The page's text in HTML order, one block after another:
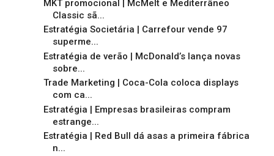
MKT promocional | McMelt e Mediterrâneo
Classic sã...
Estratégia Societária | Carrefour vende 97
superme...
Estratégia de verão | McDonald’s lança novas
sobre...
Trade Marketing | Coca-Cola coloca displays
com ca...
Estratégia | Empresas brasileiras compram
estrange...
Estratégia | Red Bull dá asas a primeira fábrica
n...